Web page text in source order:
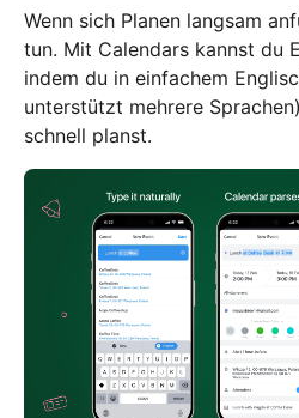
Wenn sich Planen langsam
tun. Mit Calendars kannst du
indem du in einfachem
unterstützt mehrere
schnell planst.